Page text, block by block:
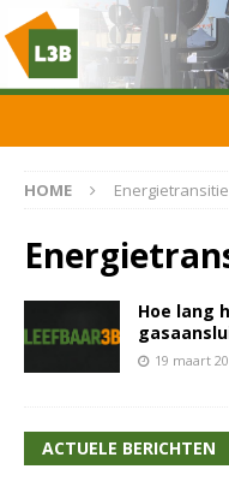
HOME Energietransitie
Hoe lang
19 maart
ACTUELE BERICHTEN